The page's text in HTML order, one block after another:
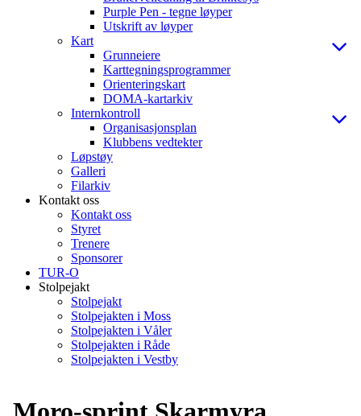
Purple Pen - tegne løyper
Utskrift av løyper
Kart
Grunneiere
Karttegningsprogrammer
Orienteringskart
DOMA-kartarkiv
Internkontroll
Organisasjonsplan
Klubbens vedtekter
Løpstøy
Galleri
Filarkiv
Kontakt oss
Kontakt oss
Styret
Trenere
Sponsorer
TUR-O
Stolpejakt
Stolpejakt
Stolpejakten i Moss
Stolpejakten i Våler
Stolpejakten i Råde
Stolpejakten i Vestby